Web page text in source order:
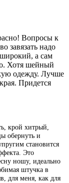
Вопросы к
завязать надо
а сам
Хотя шейный
одежду. Лучше
Придется
крой хитрый,
обернуть и
становится
Это
ношу, идеально
штучка в
для меня, как для